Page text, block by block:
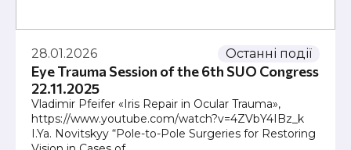
28.01.2026 Останні події
Eye Trauma Session of the 6th SUO Congress
22.11.2025
Vladimir Pfeifer «Iris Repair in Ocular Trauma»,
https://www.youtube.com/watch?v=4ZVbY4IBz_k
I.Ya. Novitskyy “Pole-to-Pole Surgeries for Restoring